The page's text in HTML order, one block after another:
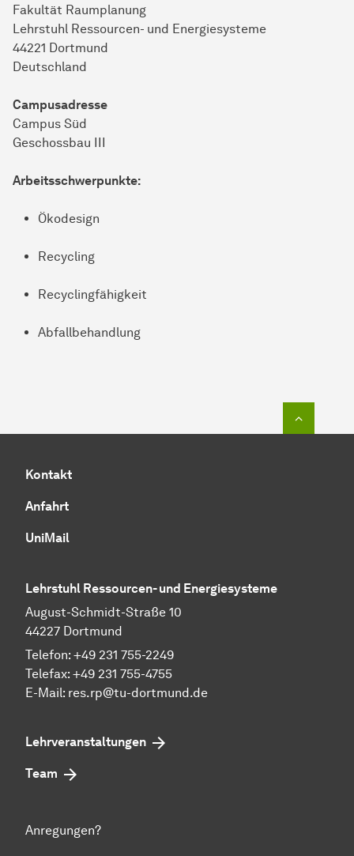
Fa­kul­tät Raum­pla­nung
Lehrstuhl Ressourcen- und Energiesysteme
44221 Dort­mund
Deutsch­land
Campusadresse
Cam­pus Süd
Geschossbau III
Ar­beits­schwer­punk­te:
Ökodesign
Recycling
Recyclingfähigkeit
Abfallbehandlung
Kontakt
Anfahrt
UniMail
Lehrstuhl Ressourcen- und Energiesysteme
August-Schmidt-Straße 10
44227 Dortmund
Telefon: +49 231 755-2249
Telefax: +49 231 755-4755
E-Mail: res.rp@tu-dortmund.de
Lehrveranstaltungen
Team
Anregungen?